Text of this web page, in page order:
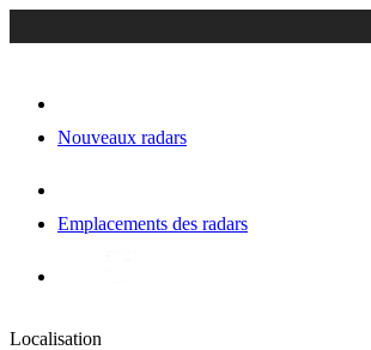
Nouveaux radars
Emplacements des radars
Localisation